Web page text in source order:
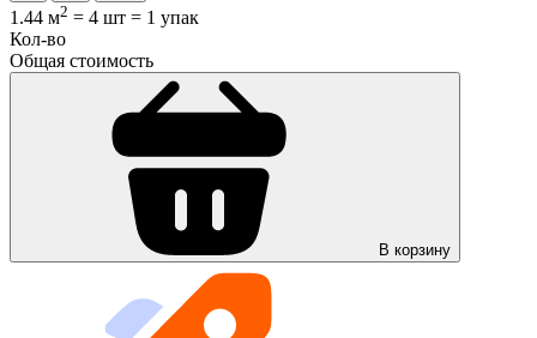
1.44 м2 = 4 шт = 1 упак
Кол-во
Общая стоимость
В корзину